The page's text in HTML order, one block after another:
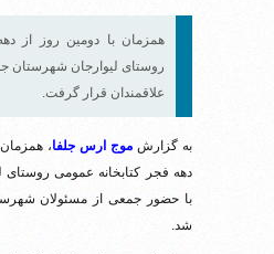
همزمان با دومین روز از
روستای لیوارجان شهرستان
علاقمندان قرار گرفت.
به گزارش موج ارس جلفا، همزمان
دهه فجر کتابخانه عمومی روستای
با حضور جمعی از مسئولان
شد.